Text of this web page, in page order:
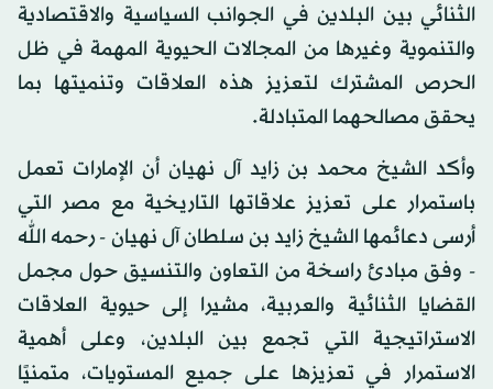
الثنائي بين البلدين في الجوانب السياسية والاقتصادية
والتنموية وغيرها من المجالات الحيوية المهمة في ظل
الحرص المشترك لتعزيز هذه العلاقات وتنميتها بما
يحقق مصالحهما المتبادلة.
وأكد الشيخ محمد بن زايد آل نهيان أن الإمارات تعمل
باستمرار على تعزيز علاقاتها التاريخية مع مصر التي
أرسى دعائمها الشيخ زايد بن سلطان آل نهيان - رحمه الله
- وفق مبادئ راسخة من التعاون والتنسيق حول مجمل
القضايا الثنائية والعربية، مشيرا إلى حيوية العلاقات
الاستراتيجية التي تجمع بين البلدين، وعلى أهمية
الاستمرار في تعزيزها على جميع المستويات، متمنيًا